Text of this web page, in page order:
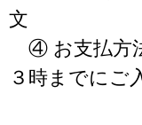
文
④ お支払方
３時までにご